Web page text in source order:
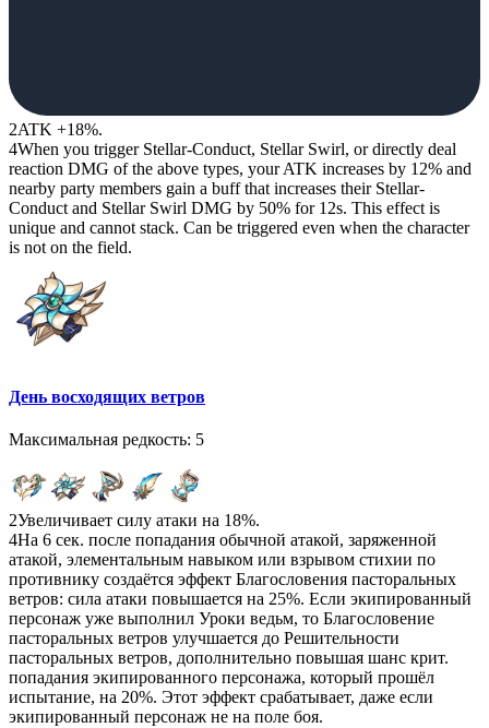
2ATK +18%.
4When you trigger Stellar-Conduct, Stellar Swirl, or directly deal
reaction DMG of the above types, your ATK increases by 12% and
nearby party members gain a buff that increases their Stellar-
Conduct and Stellar Swirl DMG by 50% for 12s. This effect is
unique and cannot stack. Can be triggered even when the character
is not on the field.
День восходящих ветров
Максимальная редкость: 5
2Увеличивает силу атаки на 18%.
4На 6 сек. после попадания обычной атакой, заряженной
атакой, элементальным навыком или взрывом стихии по
противнику создаётся эффект Благословения пасторальных
ветров: сила атаки повышается на 25%. Если экипированный
персонаж уже выполнил Уроки ведьм, то Благословение
пасторальных ветров улучшается до Решительности
пасторальных ветров, дополнительно повышая шанс крит.
попадания экипированного персонажа, который прошёл
испытание, на 20%. Этот эффект срабатывает, даже если
экипированный персонаж не на поле боя.